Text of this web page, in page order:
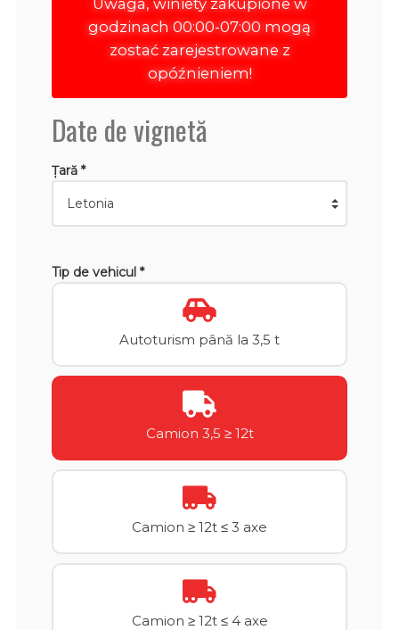
godzinach 00:00-07:00 mogą
zostać zarejestrowane z
opóźnieniem!
Date de vignetă
Țară *
Tip de vehicul *
Autoturism până la 3,5 t
Camion 3,5 ≥ 12t
Camion ≥ 12t ≤ 3 axe
Camion ≥ 12t ≤ 4 axe